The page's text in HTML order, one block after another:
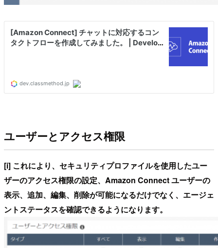
ユーザーとアクセス権限
[i] これにより、セキュリティプロファイルを使用したユー
ザーのアクセス権限の設定、Amazon Connect ユーザーの
表示、追加、編集、削除が可能になるだけでなく、エージェ
ントステータスを確認できるようになります。